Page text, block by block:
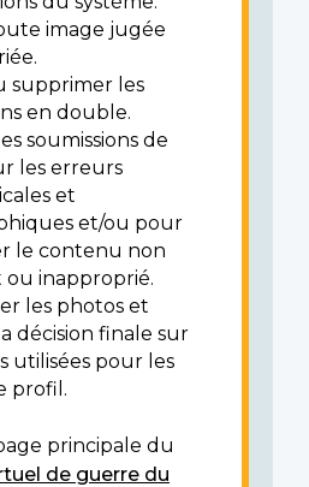
image jugée
supprimer les
en double.
soumissions de
les erreurs
et
et/ou pour
le contenu non
inapproprié.
les photos et
décision finale sur
utilisées pour les
profil.
principale du
de guerre du